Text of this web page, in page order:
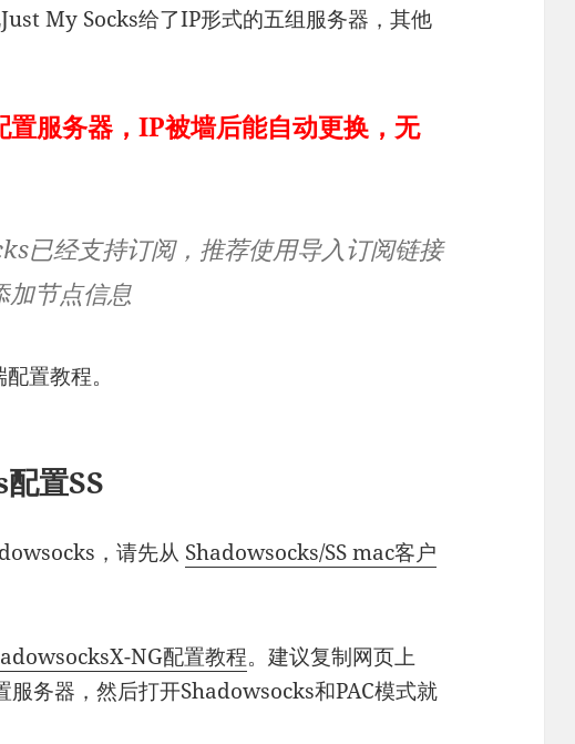
My Socks给了IP形式的五组服务器，其他
服务器，IP被墙后能自动更换，无
已经支持订阅，推荐使用导入订阅链接
加节点信息
置教程。
置SS
，请先从 Shadowsocks/SS mac客户
NG配置教程。建议复制网页上
服务器，然后打开Shadowsocks和PAC模式就